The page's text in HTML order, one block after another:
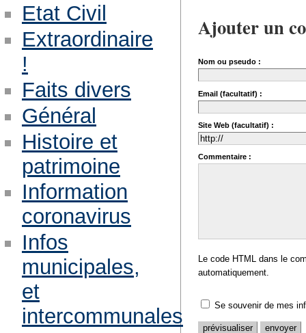
Ajouter un
Nom ou pseudo :
Email (facultatif) :
Site Web (facultatif) :
Commentaire :
Le code HTML dans le
automatiquement.
Se souvenir de mes
Etat Civil
Extraordinaire
!
Faits divers
Général
Histoire et
patrimoine
Information
coronavirus
Infos
municipales,
et
intercommunales